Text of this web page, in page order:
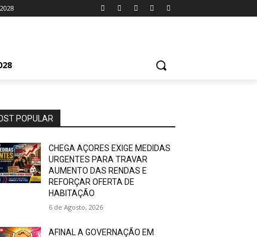
POPULAR
CHEGA AÇORES EXIGE MEDIDAS
URGENTES PARA TRAVAR
AUMENTO DAS RENDAS E
REFORÇAR OFERTA DE
HABITAÇÃO
6 de Agosto, 2026
AFINAL A GOVERNAÇÃO EM